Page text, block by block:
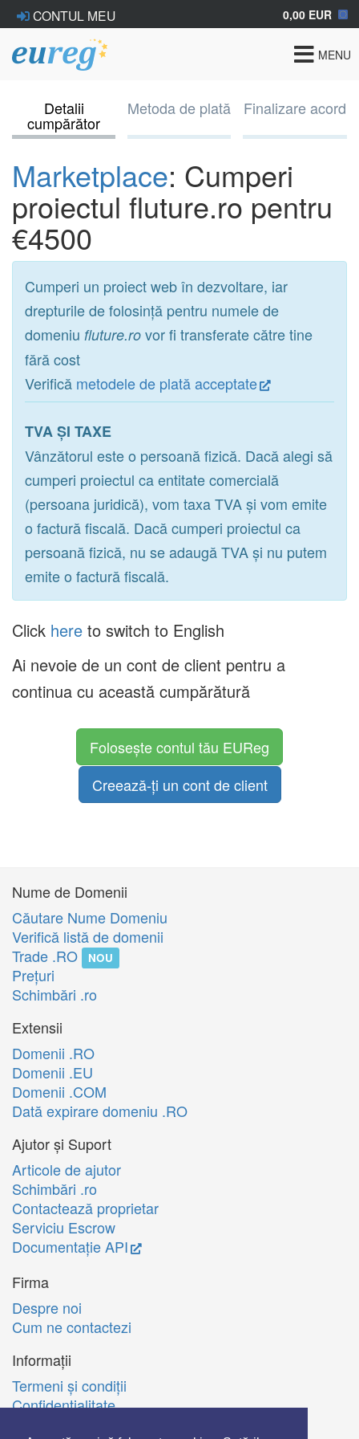
CONTUL MEU 0,00 EUR
Toggle
MENU
Detalii
cumpărător
Metoda de plată Finalizare acord
Marketplace: Cumperi
proiectul fluture.ro pentru
€4500
Cumperi un proiect web în dezvoltare, iar
drepturile de folosință pentru numele de
domeniu fluture.ro vor fi transferate către tine
fără cost
Verifică metodele de plată acceptate
TVA ȘI TAXE
Vânzătorul este o persoană fizică. Dacă alegi să
cumperi proiectul ca entitate comercială
(persoana juridică), vom taxa TVA și vom emite
o factură fiscală. Dacă cumperi proiectul ca
persoană fizică, nu se adaugă TVA și nu putem
emite o factură fiscală.
Click here to switch to English
Ai nevoie de un cont de client pentru a
continua cu această cumpărătură
Folosește contul tău EUReg
Creează-ți un cont de client
Nume de Domenii
Căutare Nume Domeniu
Verifică listă de domenii
Trade .RO
NOU
Preţuri
Schimbări .ro
Extensii
Domenii .RO
Domenii .EU
Domenii .COM
Dată expirare domeniu .RO
Ajutor și Suport
Articole de ajutor
Schimbări .ro
Contactează proprietar
Serviciu Escrow
Documentație API
Firma
Despre noi
Cum ne contactezi
Informații
Termeni şi condiţii
Confidenţialitate